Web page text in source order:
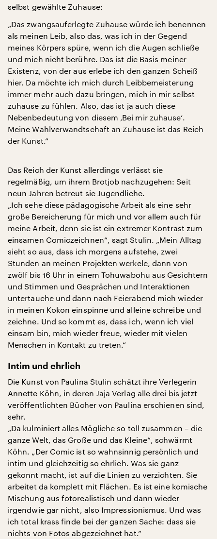
selbst gewählte Zuhause:
„Das zwangsauferlegte Zuhause würde ich benennen
als meinen Leib, also das, was ich in der Gegend
meines Körpers spüre, wenn ich die Augen schließe
und mich nicht berühre. Das ist die Basis meiner
Existenz, von der aus erlebe ich den ganzen Scheiß
hier. Da möchte ich mich durch Leibbemeisterung
immer mehr auch dazu bringen, mich in mir selbst
zuhause zu fühlen. Also, das ist ja auch diese
Nebenbedeutung von diesem ‚Bei mir zuhause‘.
Meine Wahlverwandtschaft an Zuhause ist das Reich
der Kunst.“
Das Reich der Kunst allerdings verlässt sie
regelmäßig, um ihrem Brotjob nachzugehen: Seit
neun Jahren betreut sie Jugendliche.
„Ich sehe diese pädagogische Arbeit als eine sehr
große Bereicherung für mich und vor allem auch für
meine Arbeit, denn sie ist ein extremer Kontrast zum
einsamen Comiczeichnen“, sagt Stulin. „Mein Alltag
sieht so aus, dass ich morgens aufstehe, zwei
Stunden an meinen Projekten werkele, dann von
zwölf bis 16 Uhr in einem Tohuwabohu aus Gesichtern
und Stimmen und Gesprächen und Interaktionen
untertauche und dann nach Feierabend mich wieder
in meinen Kokon einspinne und alleine schreibe und
zeichne. Und so kommt es, dass ich, wenn ich viel
einsam bin, mich wieder freue, wieder mit vielen
Menschen in Kontakt zu treten.“
Intim und ehrlich
Die Kunst von Paulina Stulin schätzt ihre Verlegerin
Annette Köhn, in deren Jaja Verlag alle drei bis jetzt
veröffentlichten Bücher von Paulina erschienen sind,
sehr.
„Da kulminiert alles Mögliche so toll zusammen – die
ganze Welt, das Große und das Kleine“, schwärmt
Köhn. „Der Comic ist so wahnsinnig persönlich und
intim und gleichzeitig so ehrlich. Was sie ganz
gekonnt macht, ist auf die Linien zu verzichten. Sie
arbeitet da komplett mit Flächen. Es ist eine komische
Mischung aus fotorealistisch und dann wieder
irgendwie gar nicht, also Impressionismus. Und was
ich total krass finde bei der ganzen Sache: dass sie
nichts von Fotos abgezeichnet hat.“